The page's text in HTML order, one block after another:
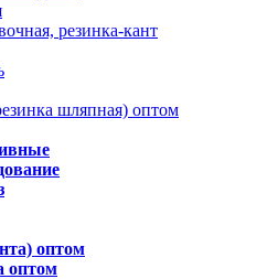
резинка-кант
шляпная) оптом
оптом
оптом